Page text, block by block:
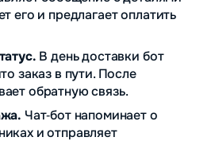
его и предлагает оплатить
В день доставки бот
заказ в пути. После
обратную связь.
Чат‑бот напоминает о
и отправляет